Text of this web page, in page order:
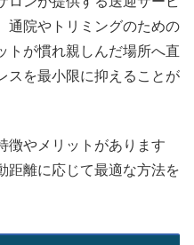
通院やトリミングのための
トが慣れ親しんだ場所へ直
スを最小限に抑えることが
徴やメリットがあります
距離に応じて最適な方法を